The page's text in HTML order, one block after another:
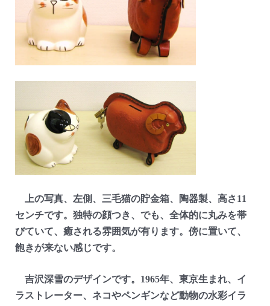
上の写真、左側、三毛猫の貯金箱、陶器製、高さ11
センチです。独特の顔つき、でも、全体的に丸みを帯
びていて、癒される雰囲気が有ります。傍に置いて、
飽きが来ない感じです。
吉沢深雪のデザインです。1965年、東京生まれ、イ
ラストレーター、ネコやペンギンなど動物の水彩イラ